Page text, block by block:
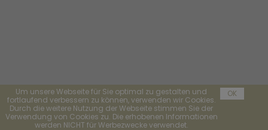
Um unsere Webseite für Sie optimal zu gestalten und
fortlaufend verbessern zu können, verwenden wir Cookies.
Durch die weitere Nutzung der Webseite stimmen Sie der
Verwendung von Cookies zu. Die erhobenen Informationen
werden NICHT für Werbezwecke verwendet.
OK